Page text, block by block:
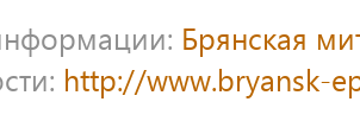
Брянская
http://www.bryansk-